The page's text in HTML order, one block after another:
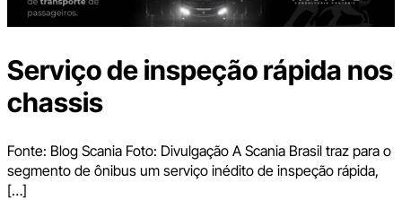
Serviço de inspeção rápida nos
chassis
Fonte: Blog Scania Foto: Divulgação A Scania Brasil traz para o
segmento de ônibus um serviço inédito de inspeção rápida,
[…]